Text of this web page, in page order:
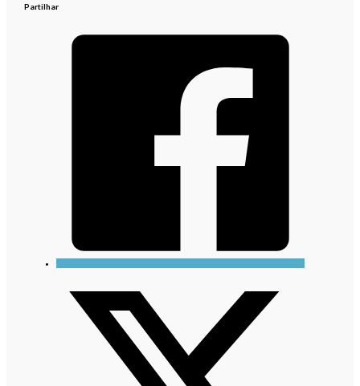
Partilhar